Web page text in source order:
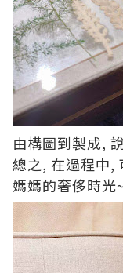
由構圖到製成,
總之, 在過程中,
媽媽的奢侈時光